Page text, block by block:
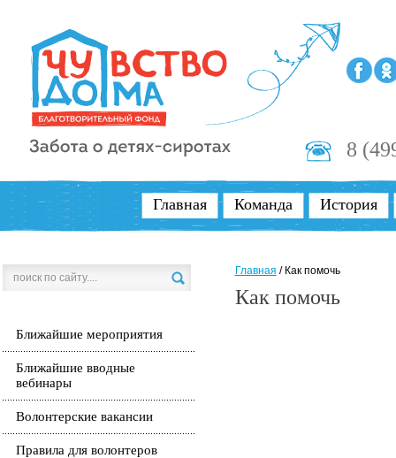
Главная Команда История
8
Ближайшие мероприятия
Ближайшие вводные
вебинары
Волонтерские вакансии
Правила для волонтеров
Главная / Как помочь
Как помочь